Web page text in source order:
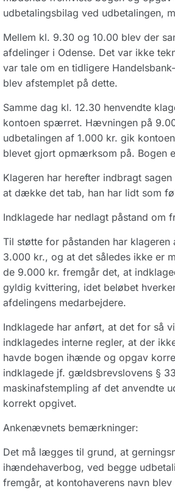
udbetalingsbilag ved udbetalingen,
Mellem kl. 9.30 og 10.00 blev der
afdelinger i Odense. Det var ikke
var tale om en tidligere
blev afstemplet på dette.
Samme dag kl. 12.30 henvendte
kontoen spærret. Hævningen på
udbetalingen af 1.000 kr. gik
blevet gjort opmærksom på. Bogen
Klageren har herefter indbragt
at dække det tab, han har lidt som
Indklagede har nedlagt påstand om
Til støtte for påstanden har
3.000 kr., og at det således ikke er
de 9.000 kr. fremgår det, at
gyldig kvittering, idet beløbet
afdelingens medarbejdere.
Indklagede har anført, at det for så
indklagedes interne regler, at der
havde bogen ihænde og opgav
indklagede jf. gældsbrevslovens §
maskinafstempling af det anvendte
korrekt opgivet.
Ankenævnets bemærkninger:
Det må lægges til grund, at
ihændehaverbog, ved begge
fremgår, at kontohaverens navn